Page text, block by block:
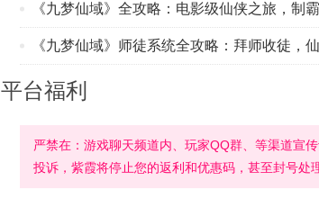
《九梦仙域》全攻略：电影级仙侠之旅，制霸
《九梦仙域》师徒系统全攻略：拜师收徒，
平台福利
严禁在：游戏聊天频道内、玩家QQ群、等渠道宣
投诉，紫霞将停止您的返利和优惠码，甚至封号处理